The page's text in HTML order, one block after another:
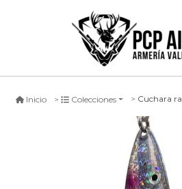
Inicio Colecciones Cuchara